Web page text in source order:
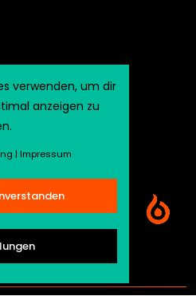
verwenden, um dir
anzeigen zu
|Impressum